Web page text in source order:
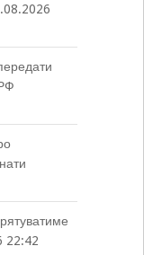
22:42